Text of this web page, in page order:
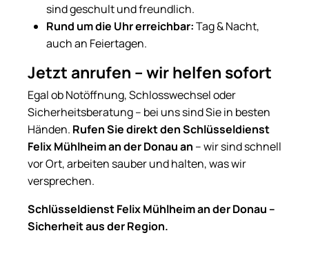
sind geschult und freundlich.
Rund um die Uhr erreichbar:Tag & Nacht,
auch an Feiertagen.
Jetzt anrufen – wir helfen sofort
Egal ob Notöffnung, Schlosswechsel oder
Sicherheitsberatung – bei uns sind Sie in besten
Händen. Rufen Sie direkt den Schlüsseldienst
Felix Mühlheim an der Donau an – wir sind schnell
vor Ort, arbeiten sauber und halten, was wir
versprechen.
Schlüsseldienst Felix Mühlheim an der Donau –
Sicherheit aus der Region.